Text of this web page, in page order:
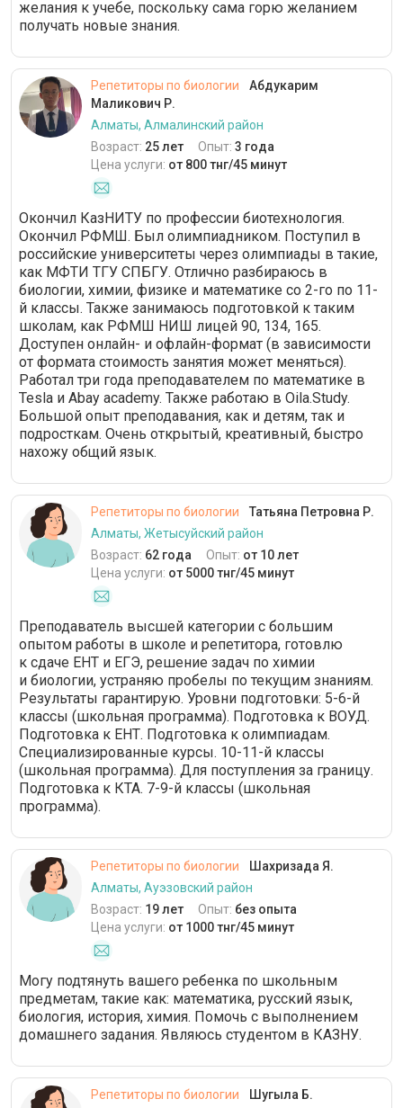
желания к учебе, поскольку сама горю желанием
получать новые знания.
Репетиторы по биологии
Абдукарим
Маликович Р.
Алматы, Алмалинский район
Возраст: 25 лет Опыт: 3 года
Цена услуги: от 800 тнг/45 минут
Окончил КазНИТУ по профессии биотехнология.
Окончил РФМШ. Был олимпиадником. Поступил в
российские университеты через олимпиады в такие,
как МФТИ ТГУ СПБГУ. Отлично разбираюсь в
биологии, химии, физике и математике со 2-го по 11-
й классы. Также занимаюсь подготовкой к таким
школам, как РФМШ НИШ лицей 90, 134, 165.
Доступен онлайн- и офлайн-формат (в зависимости
от формата стоимость занятия может меняться).
Работал три года преподавателем по математике в
Tesla и Abay academy. Также работаю в Oila.Study.
Большой опыт преподавания, как и детям, так и
подросткам. Очень открытый, креативный, быстро
нахожу общий язык.
Репетиторы по биологии
Татьяна Петровна Р.
Алматы, Жетысуйский район
Возраст: 62 года Опыт: от 10 лет
Цена услуги: от 5000 тнг/45 минут
Преподаватель высшей категории с большим
опытом работы в школе и репетитора, готовлю
к сдаче ЕНТ и ЕГЭ, решение задач по химии
и биологии, устраняю пробелы по текущим знаниям.
Результаты гарантирую. Уровни подготовки: 5-6-й
классы (школьная программа). Подготовка к ВОУД.
Подготовка к ЕНТ. Подготовка к олимпиадам.
Специализированные курсы. 10-11-й классы
(школьная программа). Для поступления за границу.
Подготовка к КТА. 7-9-й классы (школьная
программа).
Репетиторы по биологии
Шахризада Я.
Алматы, Ауэзовский район
Возраст: 19 лет Опыт: без опыта
Цена услуги: от 1000 тнг/45 минут
Могу подтянуть вашего ребенка по школьным
предметам, такие как: математика, русский язык,
биология, история, химия. Помочь с выполнением
домашнего задания. Являюсь студентом в КАЗНУ.
Репетиторы по биологии
Шугыла Б.